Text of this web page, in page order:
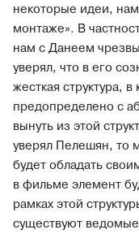
некоторые идеи,
монтаже». В
нам с Данеем
уверял, что в его
жесткая структура,
предопределено с
вынуть из этой
уверял Пелешян, то
будет обладать
в фильме элемент
рамках этой
существуют